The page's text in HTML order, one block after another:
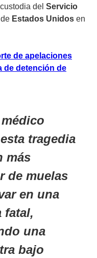
del Servicio
Estados Unidos en
de apelaciones
de detención de
tragedia
más
de muelas
en una
fatal,
una
bajo